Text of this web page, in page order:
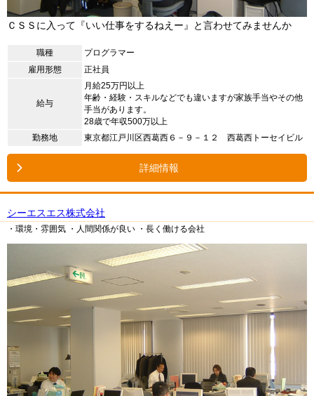
ＣＳＳに入って『いい仕事をするねえー』と言わせてみませんか
職種
プログラマー
雇用形態
正社員
給与
月給25万円以上
年齢・経験・スキルなどでも違いますが家族手当やその他
手当があります。
28歳で年収500万以上
勤務地
東京都江戸川区西葛西６－９－１２ 西葛西トーセイビル
詳細情報
シーエスエス株式会社
・環境・雰囲気 ・人間関係が良い ・長く働ける会社